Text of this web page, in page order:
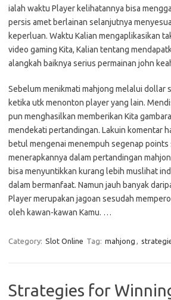
ialah waktu Player kelihatannya bisa
persis amet berlainan selanjutnya
keperluan. Waktu Kalian mengaplikasikan
video gaming Kita, Kalian tentang
alangkah baiknya serius permainan john
Sebelum menikmati mahjong melalui dollar
ketika utk menonton player yang lain.
pun menghasilkan memberikan Kita
mendekati pertandingan. Lakuin komentar
betul mengenai menempuh segenap
menerapkannya dalam pertandingan
bisa menyuntikkan kurang lebih muslihat
dalam bermanfaat. Namun jauh banyak
Player merupakan jagoan sesudah
oleh kawan-kawan Kamu. …
Category: Slot Online Tag: mahjong ,
Strategies for